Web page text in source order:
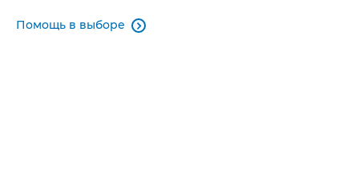
Помощь в выборе 